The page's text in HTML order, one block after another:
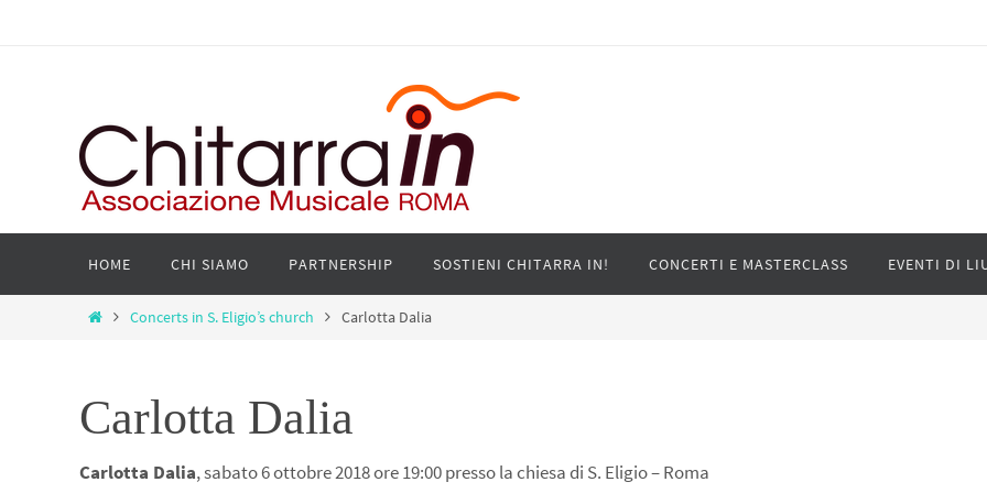
contenuto
HOME CHI SIAMO PARTNERSHIP SOSTIENI CHITARRA IN! CONCERTI E MASTERCLASS EVENTI DI
HomeConcerts in S. Eligio’s church Carlotta Dalia
Carlotta Dalia
Carlotta Dalia, sabato 6 ottobre 2018 ore 19:00 presso la chiesa di S. Eligio – Roma